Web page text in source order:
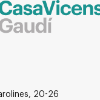
20-26